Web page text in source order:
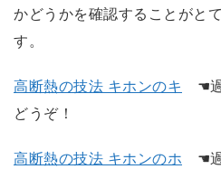
かどうかを確認することがと
す。
高断熱の技法 キホンのキ ☚過
どうぞ！
高断熱の技法 キホンのホ ☚